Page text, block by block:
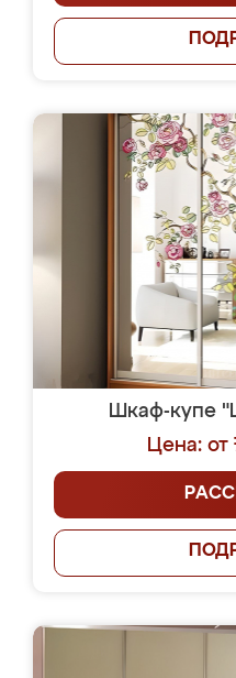
Шкаф-купе
Цена: от